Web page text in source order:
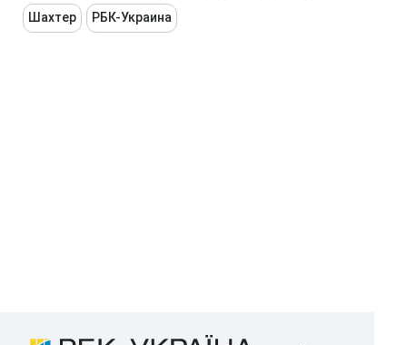
Шахтер РБК-Украина